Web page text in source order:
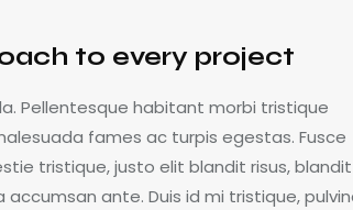
to every project
Pellentesque habitant morbi tristique
fames ac turpis egestas. Fusce
tristique, justo elit blandit risus, blandit
ante. Duis id mi tristique,